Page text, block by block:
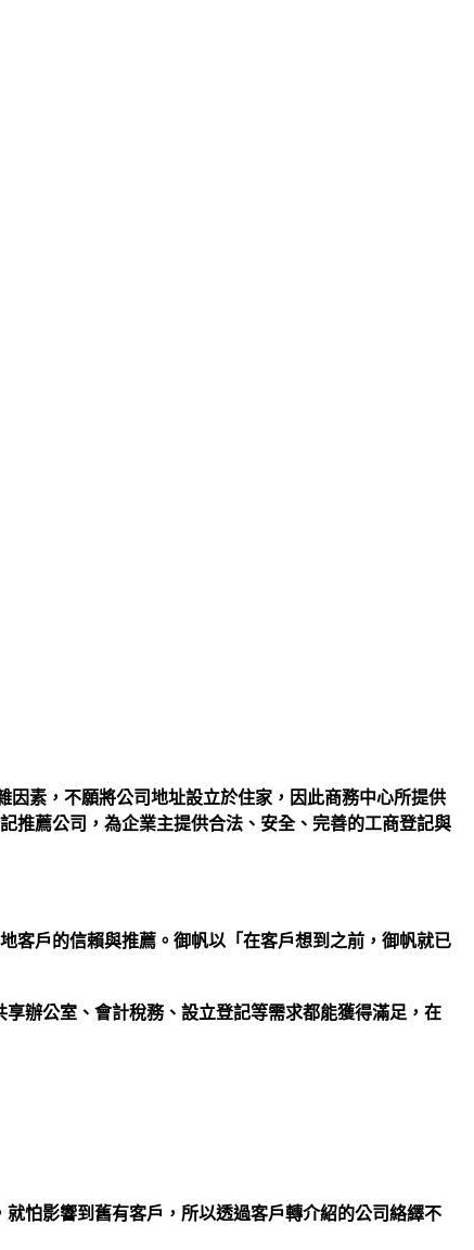
素，不願將公司地址設立於住家，因此商務中心所提供
推薦公司，為企業主提供合法、安全、完善的工商登記與
客戶的信賴與推薦。御帆以「在客戶想到之前，御帆就已
辦公室、會計稅務、設立登記等需求都能獲得滿足，在
怕影響到舊有客戶，所以透過客戶轉介紹的公司絡繹不